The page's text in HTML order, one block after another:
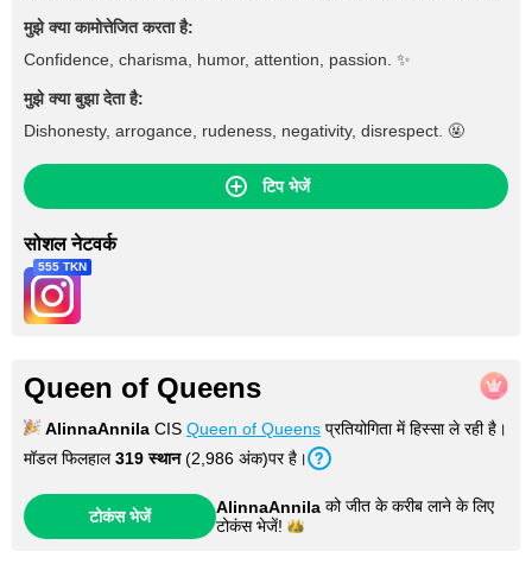
brings a rush of adrenaline. I also have a soft spot for fresh
connections, a good sense of humor, and people who know how
stop by my room. Maybe our conversation will become the
highlight of your day
मुझे क्या कामोत्तेजित करता है:
Confidence, charisma, humor, attention, passion. ✨
मुझे क्या बुझा देता है:
Dishonesty, arrogance, rudeness, negativity, disrespect. 🤬
टिप भेजें
सोशल नेटवर्क
555 TKN
Queen of Queens
AlinnaAnnila CIS Queen of Queens प्रतियोगिता में हिस्सा ले रही है।
मॉडल फिलहाल319 स्थान(2,986 अंक)पर है।
टोकंस भेजें AlinnaAnnila को जीत के करीब लाने के लिए
टोकंसभेजें!